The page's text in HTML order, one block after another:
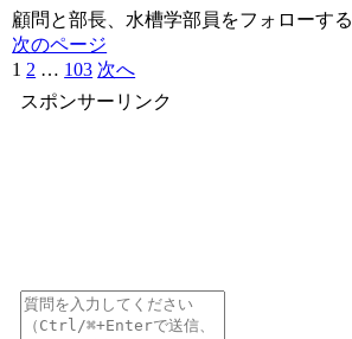
顧問と部長、水槽学部員をフォローする
次のページ
1 2 … 103 次へ
スポンサーリンク